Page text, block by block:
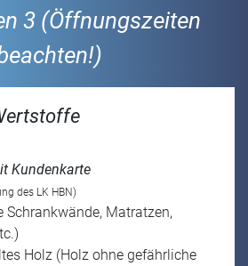
3 (Öffnungszeiten
Kundenkarte
des LK HBN)
Schrankwände, Matratzen,
Holz (Holz ohne gefährliche